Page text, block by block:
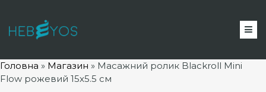
Головна » Магазин » Масажний ролик Blackroll Mini
Flow рожевий 15х5.5 см